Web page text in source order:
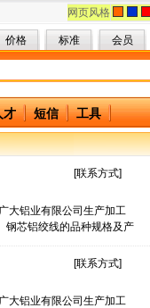
网页风格
价格 标准 会员
才 短信 工具
[联系方式]
大铝业有限公司生产加工
钢芯铝绞线的品种规格及产
[联系方式]
大铝业有限公司生产加工